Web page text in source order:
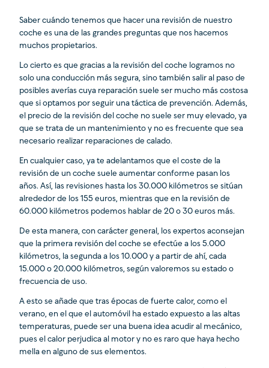
Saber cuándo tenemos que hacer una revisión de nuestro
coche es una de las grandes preguntas que nos hacemos
muchos propietarios.
Lo cierto es que gracias a la revisión del coche logramos no
solo una conducción más segura, sino también salir al paso de
posibles averías cuya reparación suele ser mucho más costosa
que si optamos por seguir una táctica de prevención. Además,
el precio de la revisión del coche no suele ser muy elevado, ya
que se trata de un mantenimiento y no es frecuente que sea
necesario realizar reparaciones de calado.
En cualquier caso, ya te adelantamos que el coste de la
revisión de un coche suele aumentar conforme pasan los
años. Así, las revisiones hasta los 30.000 kilómetros se sitúan
alrededor de los 155 euros, mientras que en la revisión de
60.000 kilómetros podemos hablar de 20 o 30 euros más.
De esta manera, con carácter general, los expertos aconsejan
que la primera revisión del coche se efectúe a los 5.000
kilómetros, la segunda a los 10.000 y a partir de ahí, cada
15.000 o 20.000 kilómetros, según valoremos su estado o
frecuencia de uso.
A esto se añade que tras épocas de fuerte calor, como el
verano, en el que el automóvil ha estado expuesto a las altas
temperaturas, puede ser una buena idea acudir al mecánico,
pues el calor perjudica al motor y no es raro que haya hecho
mella en alguno de sus elementos.